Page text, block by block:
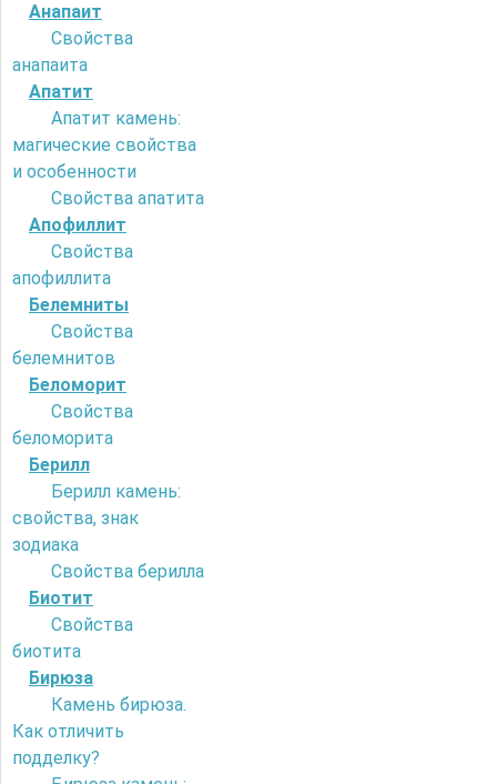
Анапаит
Свойства
анапаита
Апатит
Апатит камень:
магические свойства
и особенности
Свойства апатита
Апофиллит
Свойства
апофиллита
Белемниты
Свойства
белемнитов
Беломорит
Свойства
беломорита
Берилл
Берилл камень:
свойства, знак
зодиака
Свойства берилла
Биотит
Свойства
биотита
Бирюза
Камень бирюза.
Как отличить
подделку?